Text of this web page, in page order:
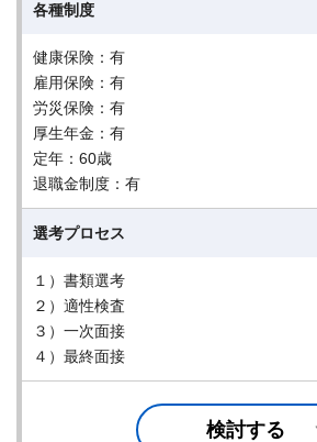
各種制度
健康保険：有
雇用保険：有
労災保険：有
厚生年金：有
定年：60歳
退職金制度：有
選考プロセス
１）書類選考
２）適性検査
３）一次面接
４）最終面接
検討する